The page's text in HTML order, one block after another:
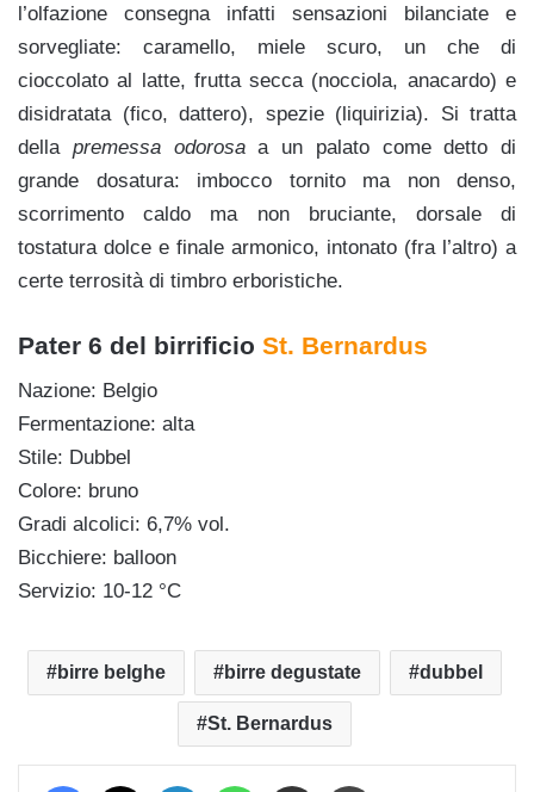
l’olfazione consegna infatti sensazioni bilanciate e
sorvegliate: caramello, miele scuro, un che di
cioccolato al latte, frutta secca (nocciola, anacardo) e
disidratata (fico, dattero), spezie (liquirizia). Si tratta
della premessa odorosaa un palato come detto di
grande dosatura: imbocco tornito ma non denso,
scorrimento caldo ma non bruciante, dorsale di
tostatura dolce e finale armonico, intonato (fra l’altro) a
certe terrosità di timbro erboristiche.
Pater 6 del birrificio St. Bernardus
Nazione: Belgio
Fermentazione: alta
Stile: Dubbel
Colore: bruno
Gradi alcolici: 6,7% vol.
Bicchiere: balloon
Servizio: 10-12 °C
birre belghe birre degustate dubbel
St. Bernardus
Facebook LinkedIn WhatsApp Condividi via mail